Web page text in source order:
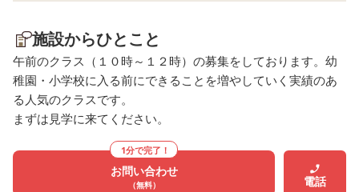
施設からひとこと
午前のクラス（１０時～１２時）の募集をしております。幼
稚園・小学校に入る前にできることを増やしていく実績のあ
る人気のクラスです。
まずは見学に来てください。
1分で完了！
お問い合わせ
（無料） 電話